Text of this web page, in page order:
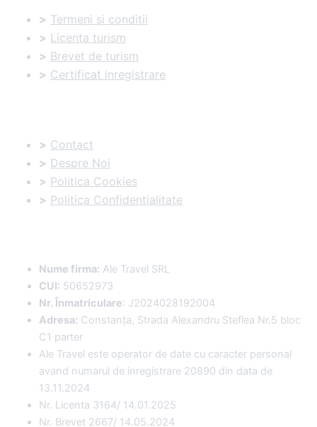
> Termeni si conditii
> Licenta turism
> Brevet de turism
> Certificat inregistrare
> Contact
> Despre Noi
> Politica Cookies
> Politica Confidentialitate
Nume firma: Ale Travel SRL
CUI: 50652973
Nr. Înmatriculare: J2024028192004
Adresa: Constanța, Strada Alexandru Steflea Nr.5 bloc
C1 parter
Ale Travel este operator de date cu caracter personal
avand numarul de inregistrare 20890 din data de
13.11.2024
Nr. Licenta 3164/ 14.01.2025
Nr. Brevet 2667/ 14.05.2024